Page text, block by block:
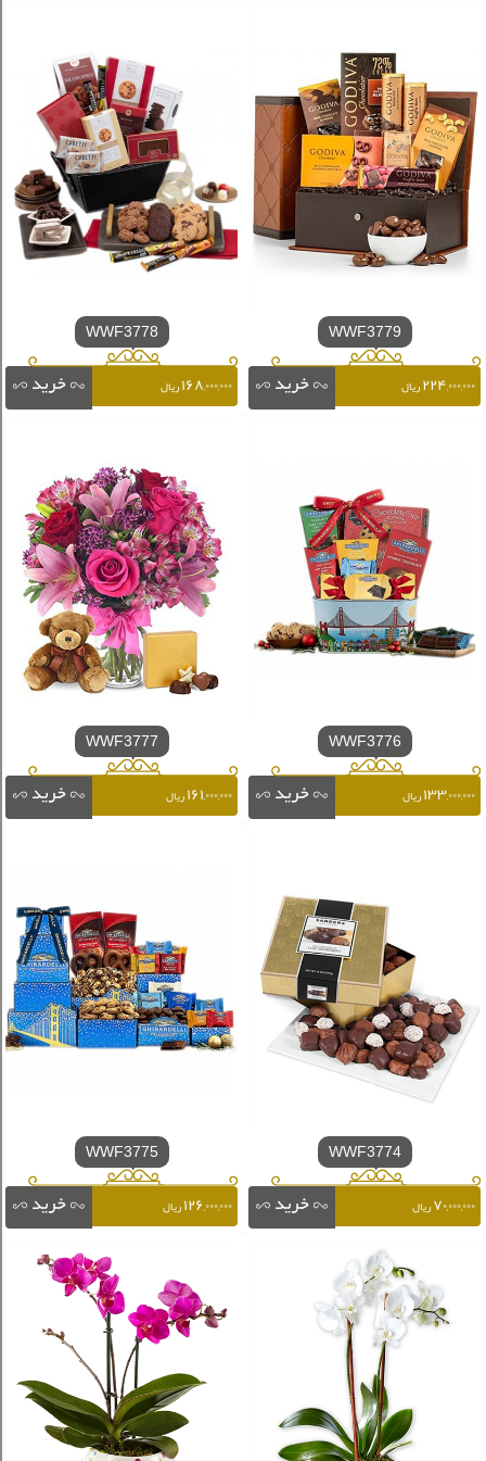
WWF3779
۲۲۴,۰۰۰,۰۰۰ریال
WWF3778
۱۶۸,۰۰۰,۰۰۰ریال
WWF3776
۱۳۳,۰۰۰,۰۰۰ریال
WWF3777
۱۶۱,۰۰۰,۰۰۰ریال
WWF3774
۷۰,۰۰۰,۰۰۰ریال
WWF3775
۱۲۶,۰۰۰,۰۰۰ریال